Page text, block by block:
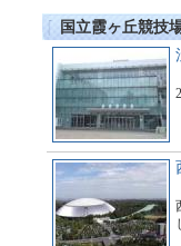
国立霞ヶ丘競技